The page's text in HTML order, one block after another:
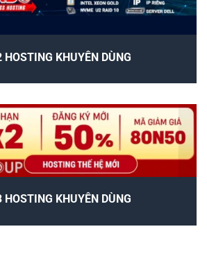
HOSTING KHUYÊN DÙNG
HOSTING KHUYÊN DÙNG